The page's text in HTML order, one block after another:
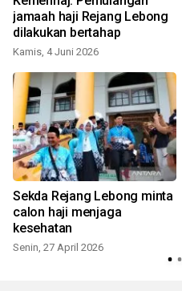
jamaah haji Rejang Lebong
dilakukan bertahap
Kamis, 4 Juni 2026
Sekda Rejang Lebong minta
calon haji menjaga
kesehatan
Senin, 27 April 2026